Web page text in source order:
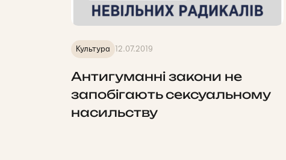
Культура 12.07.2019
Антигуманні закони не
запобігають сексуальному
насильству